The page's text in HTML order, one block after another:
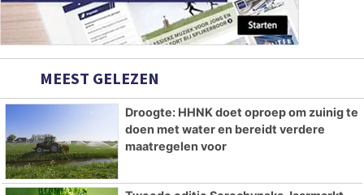
MEEST GELEZEN
Droogte: HHNK doet oproep om zuinig te
doen met water en bereidt verdere
maatregelen voor